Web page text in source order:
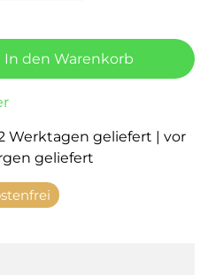
In den Warenkorb
Werktagen geliefert | vor
geliefert